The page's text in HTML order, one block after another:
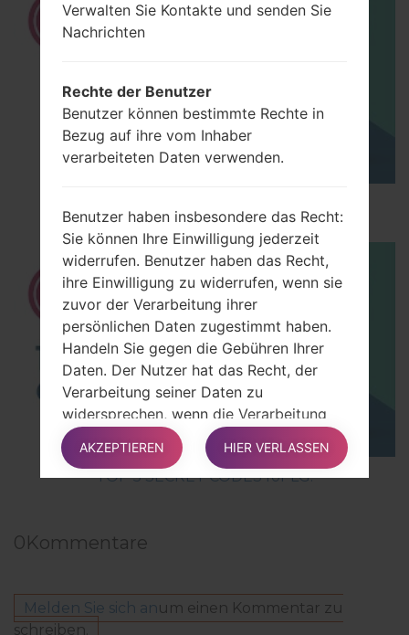
TOP 5 SECRET CODES for LG!
0Kommentare
Melden Sie sich anum einen Kommentar zu
schreiben.
Verwalten Sie Kontakte und senden Sie
Nachrichten
Rechte der Benutzer
Benutzer können bestimmte Rechte in
Bezug auf ihre vom Inhaber
verarbeiteten Daten verwenden.
Benutzer haben insbesondere das Recht:
Sie können Ihre Einwilligung jederzeit
widerrufen. Benutzer haben das Recht,
ihre Einwilligung zu widerrufen, wenn sie
zuvor der Verarbeitung ihrer
persönlichen Daten zugestimmt haben.
Handeln Sie gegen die Gebühren Ihrer
Daten. Der Nutzer hat das Recht, der
Verarbeitung seiner Daten zu
widersprechen, wenn die Verarbeitung
aus anderen rechtlichen Gründen erfolgt,
mit Ausnahme der Zustimmung.
Ausführlichere Informationen finden Sie
darüber zu erhalten, ob die Daten vom
Eigentümer gehandhabt werden, und
AKZEPTIEREN HIER VERLASSEN